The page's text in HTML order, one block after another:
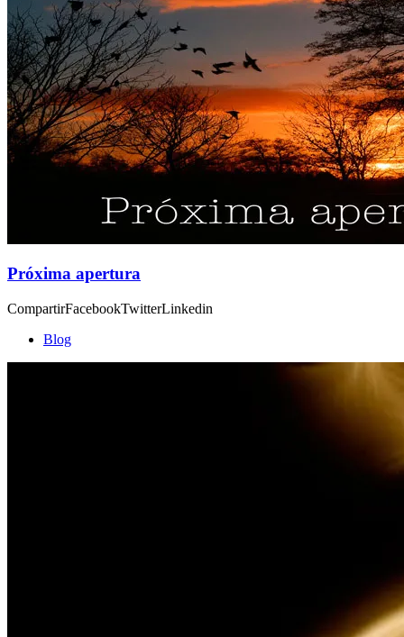
Próxima apertura
CompartirFacebookTwitterLinkedin
Blog